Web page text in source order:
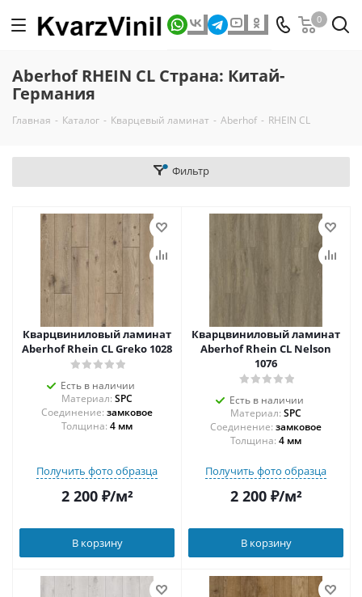
0
Aberhof RHEIN CL Страна: Китай-
Германия
Главная - Каталог - Кварцевый ламинат - Aberhof - RHEIN CL
Фильтр
Кварцвиниловый ламинат
Aberhof Rhein CL Greko 1028
Есть в наличии
Материал: SPC
Соединение: замковое
Толщина: 4 мм
Получить фото образца
2 200₽/м²
В корзину
Кварцвиниловый ламинат
Aberhof Rhein CL Nelson
1076
Есть в наличии
Материал: SPC
Соединение: замковое
Толщина: 4 мм
Получить фото образца
2 200₽/м²
В корзину